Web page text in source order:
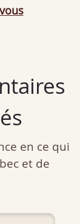
en ce qui
et de